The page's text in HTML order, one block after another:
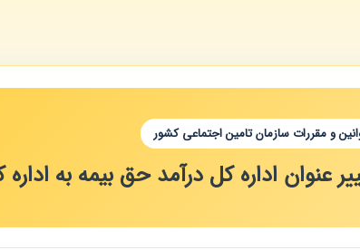
و مقررات سازمان تامین اجتماعی کشور
عنوان اداره کل درآمد حق بیمه به